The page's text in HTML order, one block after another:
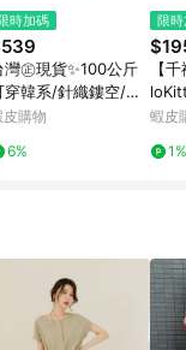
銷售網
請務必於訂單
天(含)以上進
指定商品使
與使用條件
時加碼
灣㊣現貨✨100公斤
穿韓系/針織鏤空/外
/寬鬆/中大尺碼/針
招財貓旺鋪
皮購物
6%
限
【
女夏
短款
蝦皮
1%